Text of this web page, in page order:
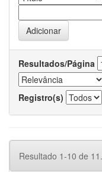
Resultados/Página
Registro(s)
Resultado 1-10 de 11.